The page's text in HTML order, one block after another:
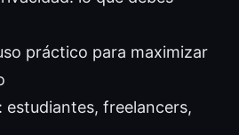
práctico para maximizar
estudiantes, freelancers,